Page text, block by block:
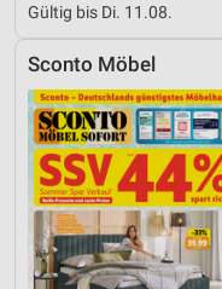
Gültig bis Di. 11.08.
Sconto Möbel